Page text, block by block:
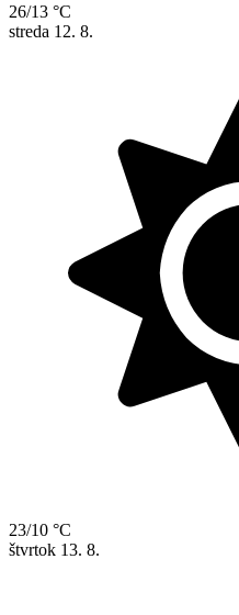
26/13 °C
streda 12. 8.
23/10 °C
štvrtok 13. 8.